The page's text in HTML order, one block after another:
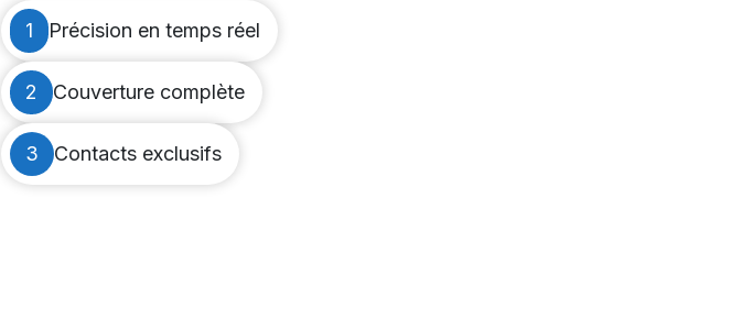
1
Précision en temps réel
2 Couverture complète
3 Contacts exclusifs